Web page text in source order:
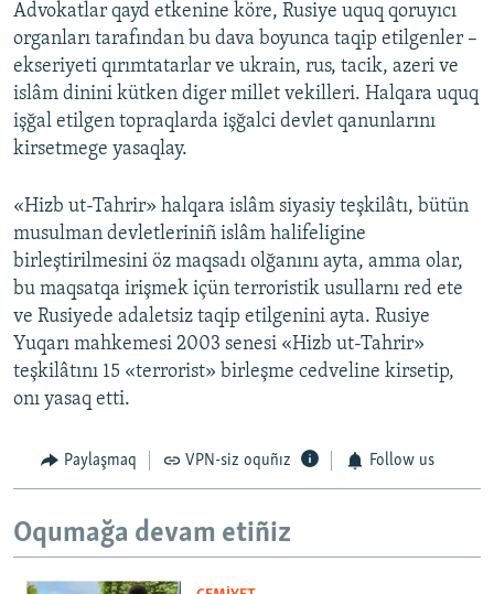
Advokatlar qayd etkenine köre, Rusiye uquq qoruyıcı
organları tarafından bu dava boyunca taqip etilgenler –
ekseriyeti qırımtatarlar ve ukrain, rus, tacik, azeri ve
islâm dinini kütken diger millet vekilleri. Halqara uquq
işğal etilgen topraqlarda işğalci devlet qanunlarını
kirsetmege yasaqlay.
«Hizb ut-Tahrir» halqara islâm siyasiy teşkilâtı, bütün
musulman devletleriniñ islâm halifeligine
birleştirilmesini öz maqsadı olğanını ayta, amma olar,
bu maqsatqa irişmek içün terroristik usullarnı red ete
ve Rusiyede adaletsiz taqip etilgenini ayta. Rusiye
Yuqarı mahkemesi 2003 senesi «Hizb ut-Tahrir»
teşkilâtını 15 «terrorist» birleşme cedveline kirsetip,
onı yasaq etti.
Paylaşmaq VPN-siz oquñız Follow us
Oqumağa devam etiñiz